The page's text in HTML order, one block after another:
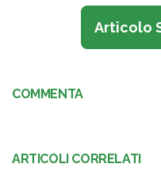
Articolo
COMMENTA
ARTICOLI CORRELATI